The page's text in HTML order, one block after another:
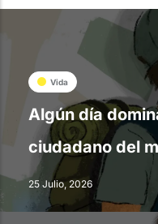
Vida
Algún día
ciudadano del
25 Julio, 2026